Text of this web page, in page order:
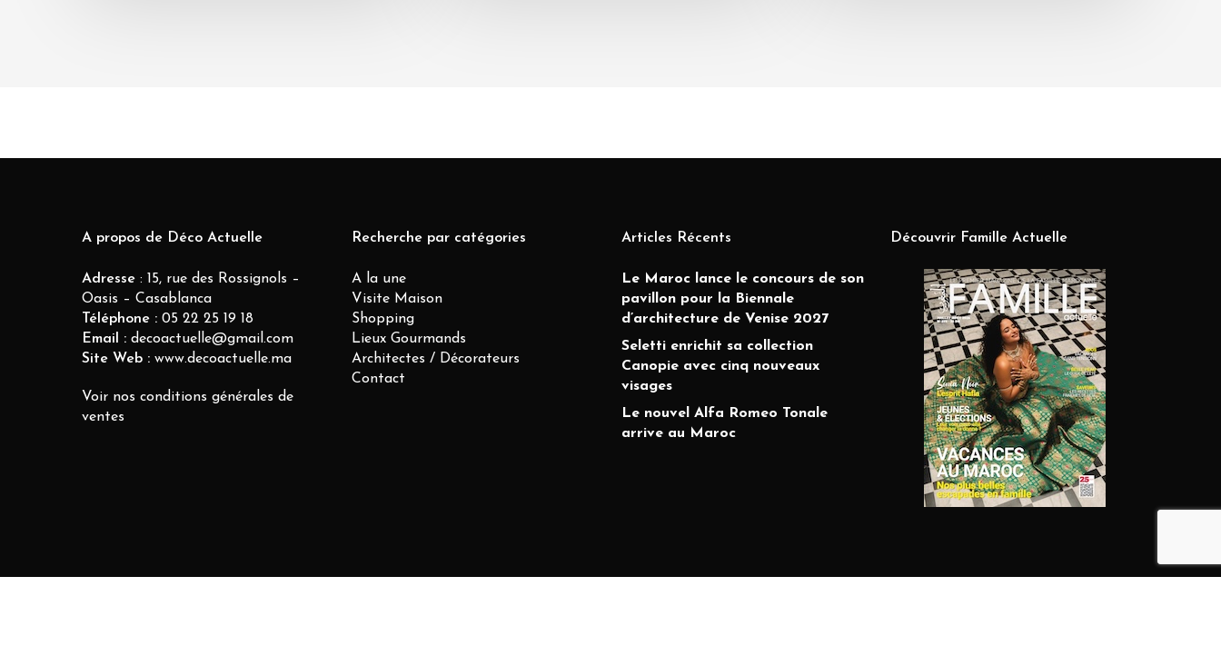
A propos de Déco Actuelle
Adresse : 15, rue des Rossignols –
Oasis – Casablanca
Téléphone : 05 22 25 19 18
Email : decoactuelle@gmail.com
Site Web : www.decoactuelle.ma
Voir nos conditions générales de
ventes
Recherche par catégories
A la une
Visite Maison
Shopping
Lieux Gourmands
Architectes / Décorateurs
Contact
Articles Récents
Le Maroc lance le concours de son
pavillon pour la Biennale
d’architecture de Venise 2027
Seletti enrichit sa collection
Canopie avec cinq nouveaux
visages
Le nouvel Alfa Romeo Tonale
arrive au Maroc
Découvrir Famille Actuelle